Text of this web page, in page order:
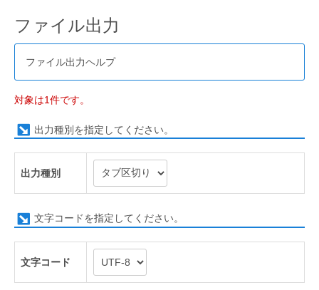
ファイル出力
ファイル出力ヘルプ
対象は1件です。
出力種別を指定してください。
出力種別
文字コードを指定してください。
文字コード